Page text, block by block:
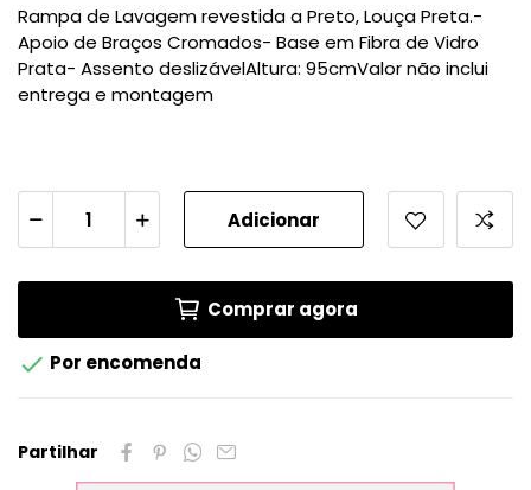
Rampa de Lavagem revestida a Preto, Louça Preta.-
Apoio de Braços Cromados- Base em Fibra de Vidro
Prata- Assento deslizávelAltura: 95cmValor não inclui
entrega e montagem
Adicionar
Comprar agora
 Por encomenda
Partilhar